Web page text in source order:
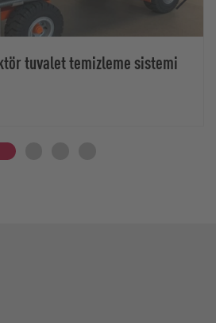
tuvalet temizleme sistemi